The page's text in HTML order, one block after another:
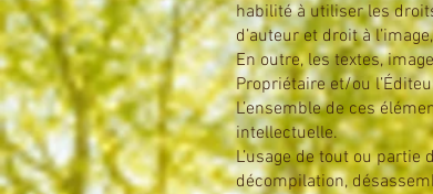
habilité à utiliser les
d’auteur et droit à
En outre, les textes,
Propriétaire et/ou
L’ensemble de ces
intellectuelle.
L’usage de tout ou
décompilation,